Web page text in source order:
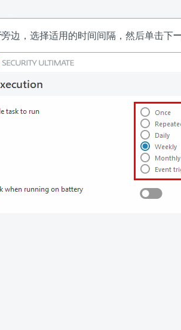
旁边，选择适用的时间间隔，然后单击下